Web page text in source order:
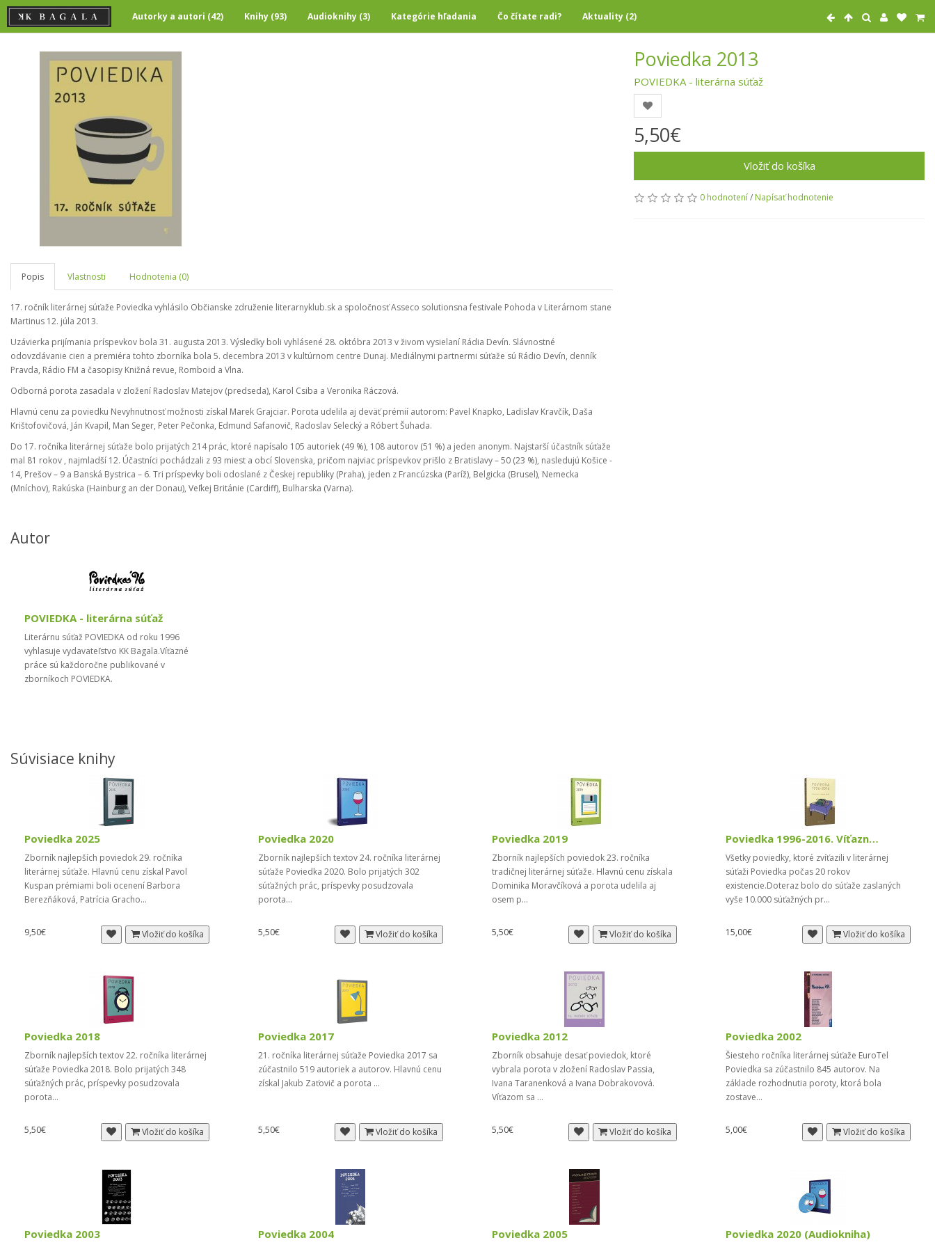
Autorky a autori (42) Knihy (93) Audioknihy (3) Kategórie hľadania Čo čítate radi? Aktuality (2)
Popis Vlastnosti Hodnotenia (0)
17. ročník literárnej súťaže Poviedka vyhlásilo Občianske združenie literarnyklub.sk a spoločnosť Asseco solutionsna festivale Pohoda v Literárnom stane
Martinus 12. júla 2013.
Uzávierka prijímania príspevkov bola 31. augusta 2013. Výsledky boli vyhlásené 28. októbra 2013 v živom vysielaní Rádia Devín. Slávnostné
odovzdávanie cien a premiéra tohto zborníka bola 5. decembra 2013 v kultúrnom centre Dunaj. Mediálnymi partnermi súťaže sú Rádio Devín, denník
Pravda, Rádio FM a časopisy Knižná revue, Romboid a Vlna.
Odborná porota zasadala v zložení Radoslav Matejov (predseda), Karol Csiba a Veronika Ráczová.
Hlavnú cenu za poviedku Nevyhnutnosť možnosti získal Marek Grajciar. Porota udelila aj deväť prémií autorom: Pavel Knapko, Ladislav Kravčík, Daša
Krištofovičová, Ján Kvapil, Man Seger, Peter Pečonka, Edmund Safanovič, Radoslav Selecký a Róbert Šuhada.
Do 17. ročníka literárnej súťaže bolo prijatých 214 prác, ktoré napísalo 105 autoriek (49 %), 108 autorov (51 %) a jeden anonym. Najstarší účastník súťaže
mal 81 rokov , najmladší 12. Účastníci pochádzali z 93 miest a obcí Slovenska, pričom najviac príspevkov prišlo z Bratislavy – 50 (23 %), nasledujú Košice -
14, Prešov – 9 a Banská Bystrica – 6. Tri príspevky boli odoslané z Českej republiky (Praha), jeden z Francúzska (Paríž), Belgicka (Brusel), Nemecka
(Mníchov), Rakúska (Hainburg an der Donau), Veľkej Británie (Cardiff), Bulharska (Varna).
Poviedka 2013
POVIEDKA - literárna súťaž
5,50€
Vložiť do košíka
0 hodnotení/ Napísať hodnotenie
Autor
POVIEDKA - literárna súťaž
Literárnu súťaž POVIEDKA od roku 1996
vyhlasuje vydavateľstvo KK Bagala.Víťazné
práce sú každoročne publikované v
zborníkoch POVIEDKA.
Súvisiace knihy
Poviedka 2025
Zborník najlepších poviedok 29. ročníka
literárnej súťaže. Hlavnú cenu získal Pavol
Kuspan prémiami boli ocenení Barbora
Berezňáková, Patrícia Gracho...
9,50€ Vložiť do košíka
Poviedka 2020
Zborník najlepších textov 24. ročníka literárnej
súťaže Poviedka 2020. Bolo prijatých 302
súťažných prác, príspevky posudzovala
porota...
5,50€ Vložiť do košíka
Poviedka 2019
Zborník najlepších poviedok 23. ročníka
tradičnej literárnej súťaže. Hlavnú cenu získala
Dominika Moravčíková a porota udelila aj
osem p...
5,50€ Vložiť do košíka
Poviedka 1996-2016. Víťazné texty
Všetky poviedky, ktoré zvíťazili v literárnej
súťaži Poviedka počas 20 rokov
existencie.Doteraz bolo do súťaže zaslaných
vyše 10.000 súťažných pr...
15,00€ Vložiť do košíka
Poviedka 2018
Zborník najlepších textov 22. ročníka literárnej
súťaže Poviedka 2018. Bolo prijatých 348
súťažných prác, príspevky posudzovala
porota...
5,50€ Vložiť do košíka
Poviedka 2017
21. ročníka literárnej súťaže Poviedka 2017 sa
zúčastnilo 519 autoriek a autorov. Hlavnú cenu
získal Jakub Zaťovič a porota ...
5,50€ Vložiť do košíka
Poviedka 2012
Zborník obsahuje desať poviedok, ktoré
vybrala porota v zložení Radoslav Passia,
Ivana Taranenková a Ivana Dobrakovová.
Víťazom sa ...
5,50€ Vložiť do košíka
Poviedka 2002
Šiesteho ročníka literárnej súťaže EuroTel
Poviedka sa zúčastnilo 845 autorov. Na
základe rozhodnutia poroty, ktorá bola
zostave...
5,00€ Vložiť do košíka
Poviedka 2003 Poviedka 2004 Poviedka 2005 Poviedka 2020 (Audiokniha)